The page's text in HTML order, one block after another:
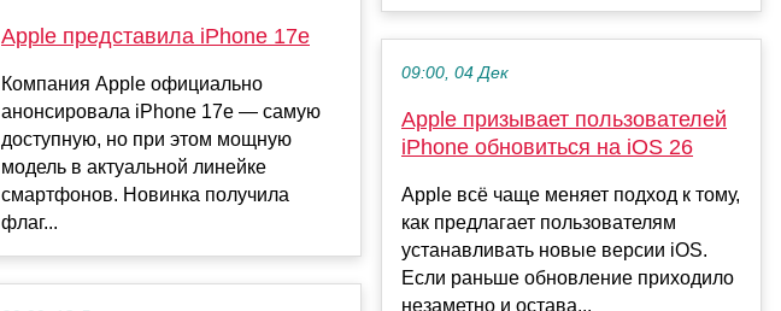
Apple представила iPhone 17e
Компания Apple официально
анонсировала iPhone 17e — самую
доступную, но при этом мощную
модель в актуальной линейке
смартфонов. Новинка получила
флаг...
09:00, 04 Дек
Apple призывает пользователей
iPhone обновиться на iOS 26
Apple всё чаще меняет подход к тому,
как предлагает пользователям
устанавливать новые версии iOS.
Если раньше обновление приходило
незаметно и остава...